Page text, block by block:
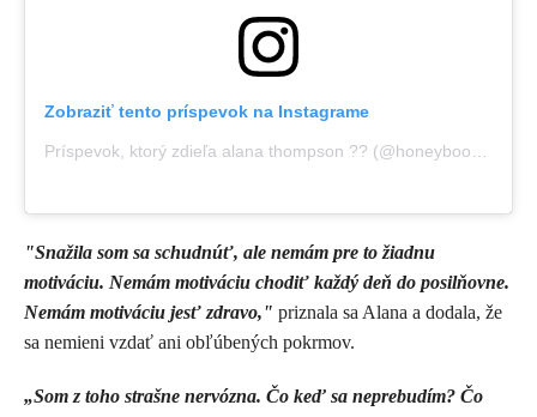
Zobraziť tento príspevok na Instagrame
Príspevok, ktorý zdieľa alana thompson ?? (@honeybooboo)
"Snažila som sa schudnúť, ale nemám pre to žiadnu
motiváciu. Nemám motiváciu chodiť každý deň do posilňovne.
Nemám motiváciu jesť zdravo," priznala sa Alana a dodala, že
sa nemieni vzdať ani obľúbených pokrmov.
„Som z toho strašne nervózna. Čo keď sa neprebudím? Čo